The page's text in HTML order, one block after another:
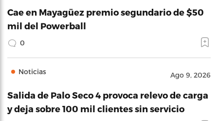
Cae en Mayagüez premio segundario de $50
mil del Powerball
0
Noticias Ago 9, 2026
Salida de Palo Seco 4 provoca relevo de carga
y deja sobre 100 mil clientes sin servicio